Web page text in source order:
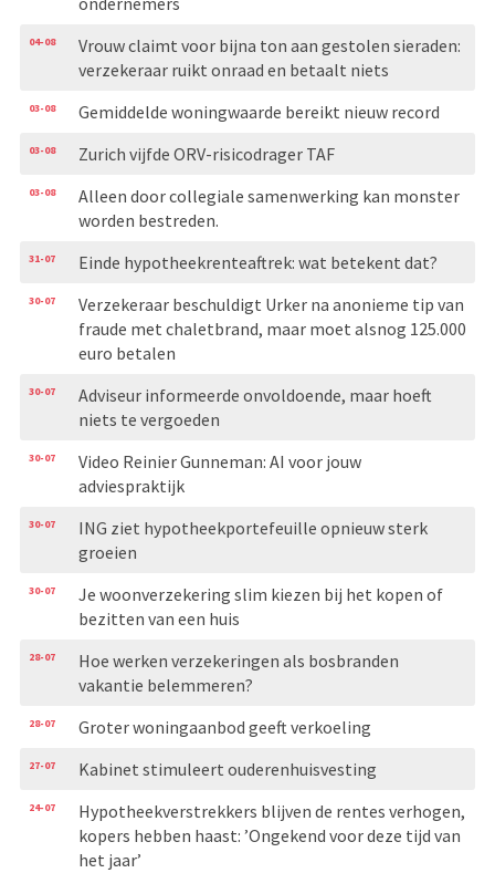
04-08
Vrouw claimt voor bijna ton aan gestolen sieraden:
verzekeraar ruikt onraad en betaalt niets
03-08 Gemiddelde woningwaarde bereikt nieuw record
03-08 Zurich vijfde ORV-risicodrager TAF
03-08
Alleen door collegiale samenwerking kan monster
worden bestreden.
31-07 Einde hypotheekrenteaftrek: wat betekent dat?
30-07
Verzekeraar beschuldigt Urker na anonieme tip van
fraude met chaletbrand, maar moet alsnog 125.000
euro betalen
30-07
Adviseur informeerde onvoldoende, maar hoeft
niets te vergoeden
30-07
Video Reinier Gunneman: AI voor jouw
adviespraktijk
30-07
ING ziet hypotheekportefeuille opnieuw sterk
groeien
30-07
Je woonverzekering slim kiezen bij het kopen of
bezitten van een huis
28-07
Hoe werken verzekeringen als bosbranden
vakantie belemmeren?
28-07 Groter woningaanbod geeft verkoeling
27-07 Kabinet stimuleert ouderenhuisvesting
24-07
Hypotheekverstrekkers blijven de rentes verhogen,
kopers hebben haast: ’Ongekend voor deze tijd van
het jaar’